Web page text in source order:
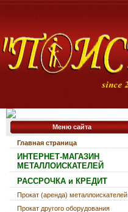
Меню сайта
Главная страница
ИНТЕРНЕТ-МАГАЗИН
МЕТАЛЛОИСКАТЕЛЕЙ
РАССРОЧКА и КРЕДИТ
Прокат (аренда) металлоискателей
Прокат другого оборудования